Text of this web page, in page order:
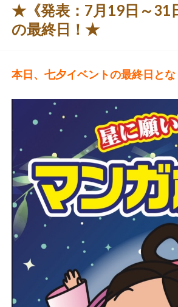
★《発表：7月19日～31
の最終日！★
本日、七夕イベントの最終日と